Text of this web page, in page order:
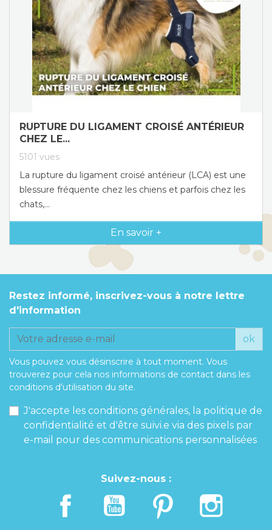
RUPTURE DU LIGAMENT CROISÉ ANTÉRIEUR
CHEZ LE...
5101 vues
La rupture du ligament croisé antérieur (LCA) est une
blessure fréquente chez les chiens et parfois chez les
chats,...
En savoir +
Restez informé, inscrivez-vous à notre lettre
d'information
ok
Vous pouvez vous désinscrire à tout moment. Vous
trouverez pour cela nos informations de contact dans les
conditions d'utilisation du site.
J'accepte les conditions générales, la politique de
confidentialité et d'être suivi.e via des pixels par
e-mail pour des communications personnalisées
Suivez-nous :